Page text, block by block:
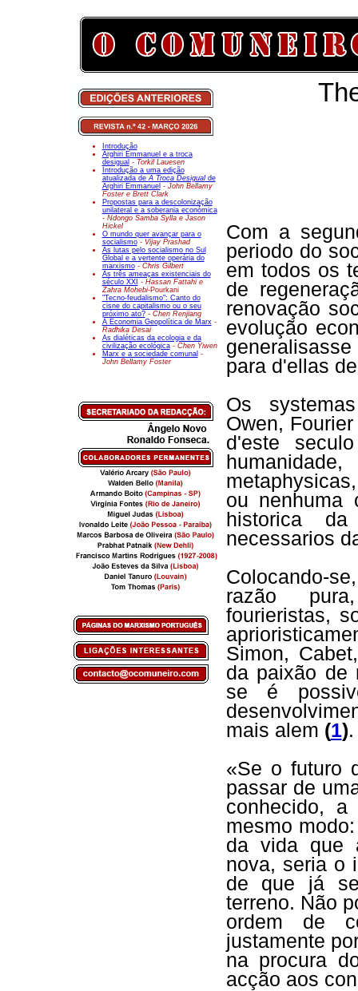
Introdução
Arghiri Emmanuel e a troca
desigual - Torkil Lauesen
Introdução a uma edição
atualizada deA Troca Desigualde
Arghiri Emmanuel - John Bellamy
Foster e Brett Clark
Propostas para a descolonização
unilateral e a soberania económica
- Ndongo Samba Sylla e Jason
Hickel
O mundo quer avançar para o
socialismo- Vijay Prashad
As lutas pelo socialismo no Sul
Global e a vertente operária do
marxismo- Chris Gilbert
As três ameaças existenciais do
século XXI - Hassan Fattahi e
Zahra Mohebi-Pourkani
"Tecno-feudalismo": Canto do
cisne do capitalismo ou o seu
próximo ato? - Chen Renjiang
A Economia Geopolítica de Marx-
Radhika Desai
As dialéticas da ecologia e da
civilização ecológica - Chen Yiwen
Marx e a sociedade comunal -
John Bellamy Foster
Com a
periodo do
em todos os
de
renovação
evolução
para d'ellas
Os
Owen,
d'este
ou nenhuma
historica
necessarios
Colocando-
razão
fourieristas,
Simon,
da paixão de
se é
mais alem (1).
«Se o futuro
passar de
conhecido,
mesmo
da vida que
nova, seria o
de que já
terreno. Não
ordem de
justamente
na procura
acção aos